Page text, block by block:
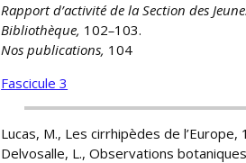
Rapport d’activité de la Section des
Bibliothèque, 102–103.
Nos publications, 104
Fascicule 3
Lucas, M., Les cirrhipèdes de l’Europe,
Delvosalle, L., Observations